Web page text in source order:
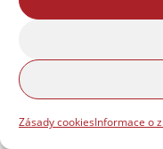
Zásady cookiesInformace o